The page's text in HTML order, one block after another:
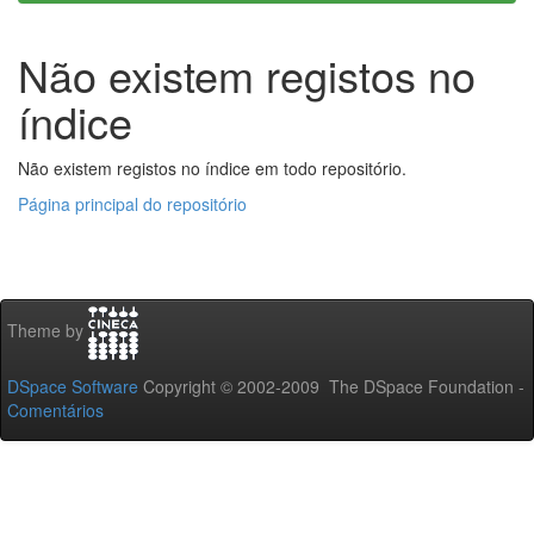
Não existem registos no
índice
Não existem registos no índice em todo repositório.
Página principal do repositório
Theme by
DSpace Software Copyright © 2002-2009 The DSpace Foundation -
Comentários